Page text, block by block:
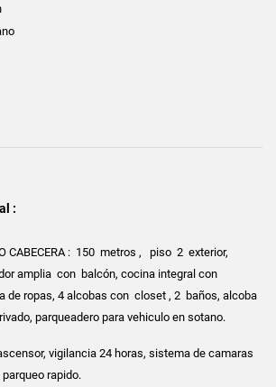
:
CABECERA : 150 metros , piso 2 exterior,
amplia con balcón, cocina integral con
de ropas, 4 alcobas con closet , 2 baños, alcoba
parqueadero para vehiculo en sotano.
vigilancia 24 horas, sistema de camaras
rapido.